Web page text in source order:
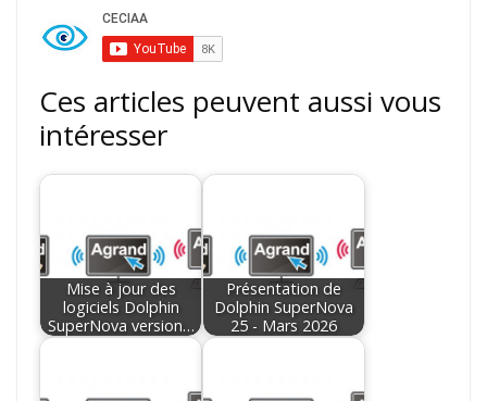
Ces articles peuvent aussi vous
intéresser
Mise à jour des
logiciels Dolphin
SuperNova version…
Présentation de
Dolphin SuperNova
25 - Mars 2026